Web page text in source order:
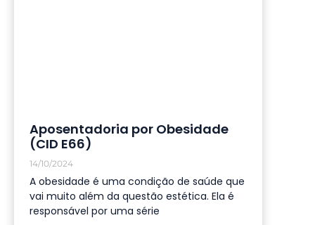
Aposentadoria por Obesidade
(CID E66)
14/10/2024
A obesidade é uma condição de saúde que
vai muito além da questão estética. Ela é
responsável por uma série